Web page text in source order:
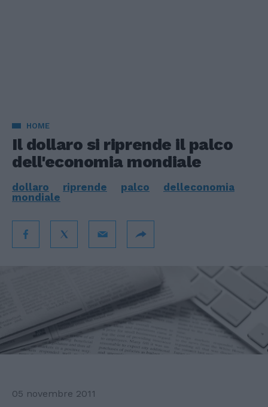
HOME
Il dollaro si riprende il palco
dell'economia mondiale
dollaro riprende palco
delleconomia
mondiale
05 novembre 2011